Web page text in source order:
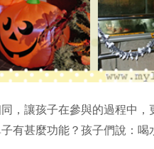
，讓孩子在參與的過程中，
有甚麼功能？孩子們說：喝